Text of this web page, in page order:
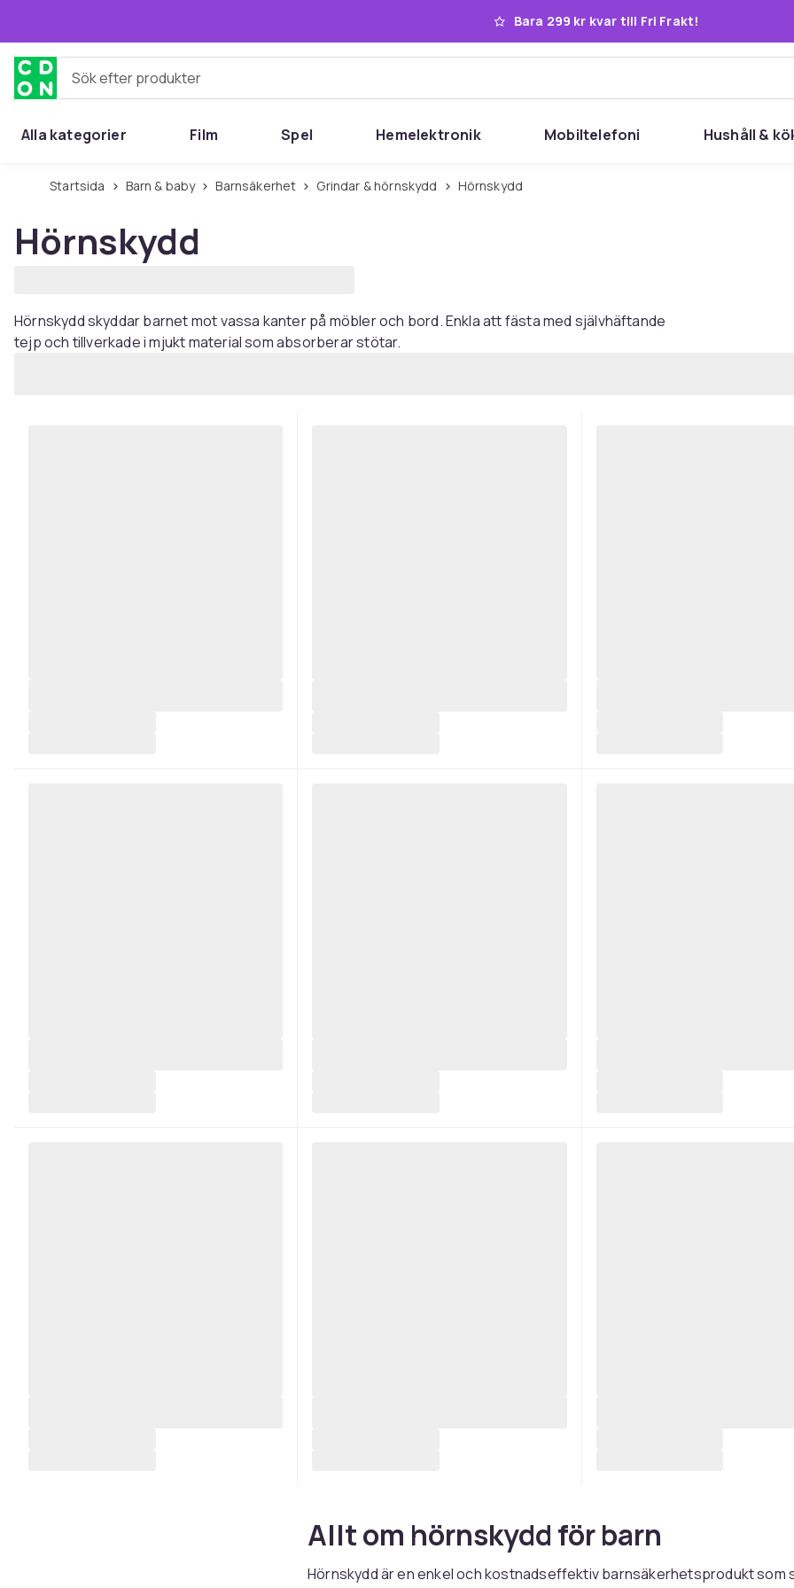
Bara 299 kr kvar till Fri Frakt!
Sök efter produkter
Alla kategorier Film Spel Hemelektronik Mobiltelefoni Hushåll &
Startsida Barn & baby Barnsäkerhet Grindar & hörnskydd Hörnskydd
Hörnskydd
Hörnskydd skyddar barnet mot vassa kanter på möbler och bord. Enkla att fästa med självhäftande
tejp och tillverkade i mjukt material som absorberar stötar.
Allt om hörnskydd för barn
Hörnskydd är en enkel och kostnadseffektiv barnsäkerhetsprodukt som